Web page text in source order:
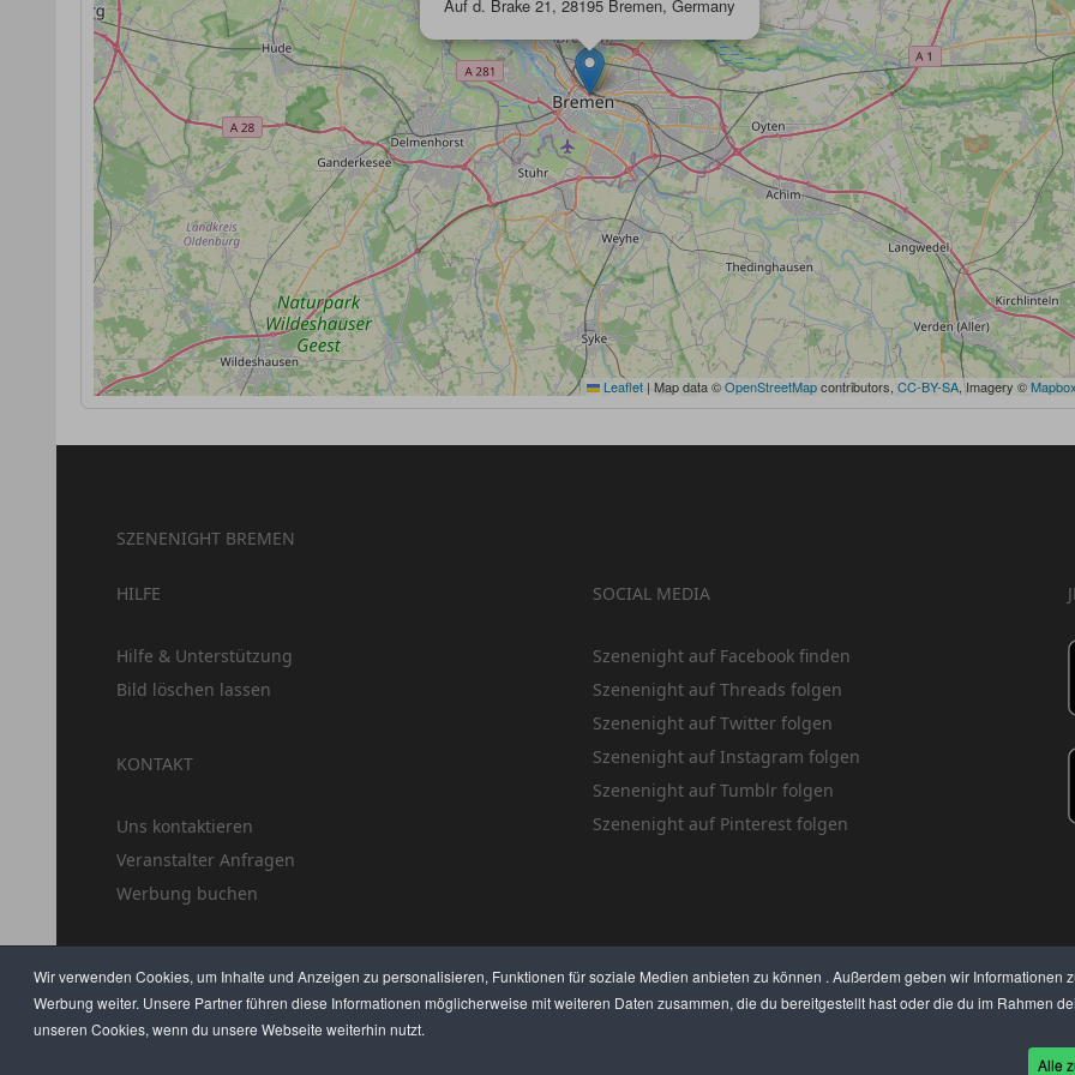
Wir verwenden Cookies, um Inhalte und Anzeigen zu personalisieren, Funktionen für soziale Medien anbieten zu können . Außerdem geben wir
Werbung weiter. Unsere Partner führen diese Informationen möglicherweise mit weiteren Daten zusammen, die du bereitgestellt hast oder die du im Rahmen
unseren Cookies, wenn du unsere Webseite weiterhin nutzt.
Alle
Auf d. Brake 21, 28195 Bremen, Germany
Leaflet | Map data ©OpenStreetMapcontributors, CC-BY-SA, Imagery ©
SZENENIGHT BREMEN
HILFE
Hilfe & Unterstützung
Bild löschen lassen
KONTAKT
Uns kontaktieren
Veranstalter Anfragen
Werbung buchen
SOCIAL MEDIA
Szenenight auf Facebook finden
Szenenight auf Threads folgen
Szenenight auf Twitter folgen
Szenenight auf Instagram folgen
Szenenight auf Tumblr folgen
Szenenight auf Pinterest folgen
HILFE AGB DATENSCHUTZ IMPRESSUM JOBS UMFRAGE